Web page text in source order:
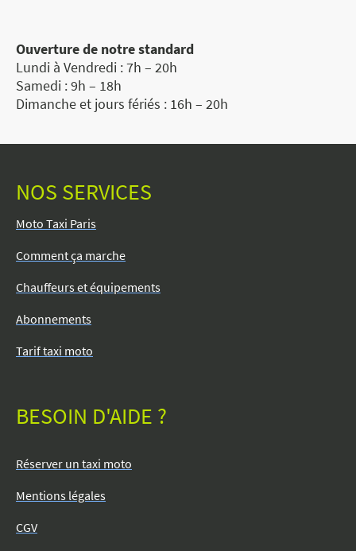
Ouverture de notre standard
Lundi à Vendredi : 7h – 20h
Samedi : 9h – 18h
Dimanche et jours fériés : 16h – 20h
NOS SERVICES
Moto Taxi Paris
Comment ça marche
Chauffeurs et équipements
Abonnements
Tarif taxi moto
BESOIN D'AIDE ?
Réserver un taxi moto
Mentions légales
CGV